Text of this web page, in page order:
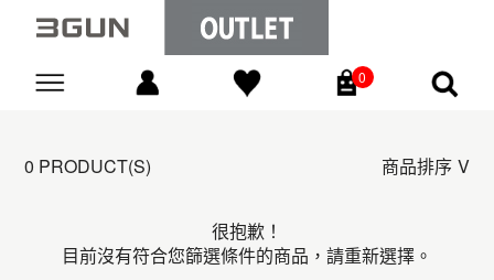
0
0 PRODUCT(S) 商品排序
很抱歉！
目前沒有符合您篩選條件的商品，請重新選擇。